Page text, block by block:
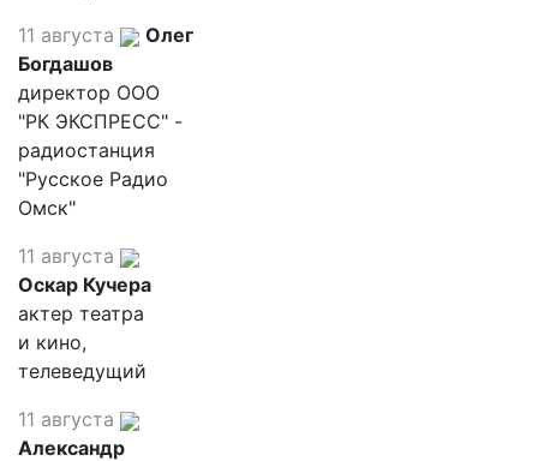
11 августа
Олег
Богдашов
директор ООО
"РК ЭКСПРЕСС" -
радиостанция
"Русское Радио
Омск"
11 августа
Оскар Кучера
актер театра
и кино,
телеведущий
11 августа
Александр